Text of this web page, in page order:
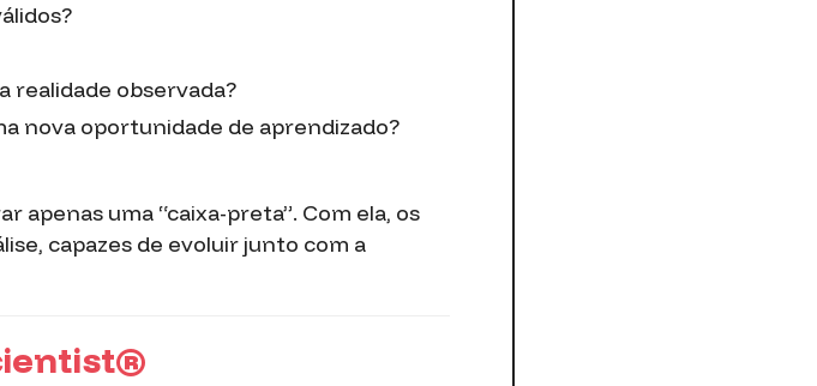
realidade observada?
nova oportunidade de aprendizado?
apenas uma “caixa-preta”. Com ela, os
capazes de evoluir junto com a